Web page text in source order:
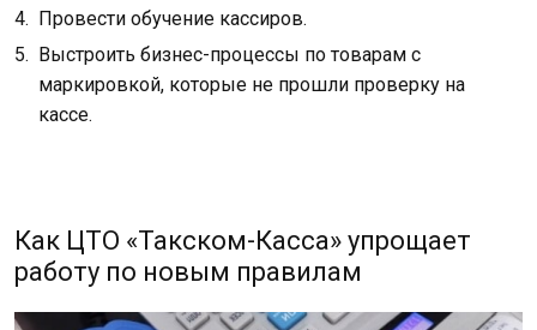
Провести обучение кассиров.
Выстроить бизнес-процессы по товарам с
маркировкой, которые не прошли проверку на
кассе.
Как ЦТО «Такском-Касса» упрощает
работу по новым правилам